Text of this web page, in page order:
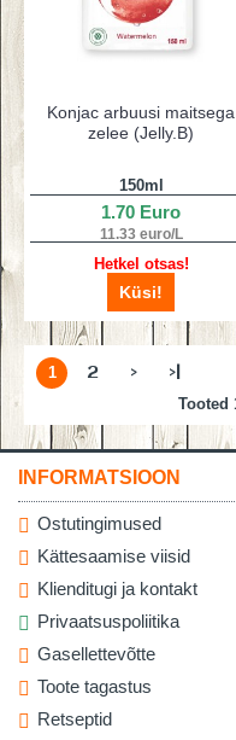
Konjac arbuusi maitsega
zelee (Jelly.B)
150ml
1.70 Euro
11.33 euro/L
Hetkel otsas!
Küsi!
1 2 > >|
Tooted
INFORMATSIOON
Ostutingimused
Kättesaamise viisid
Klienditugi ja kontakt
Privaatsuspoliitika
Gasellettevõtte
Toote tagastus
Retseptid